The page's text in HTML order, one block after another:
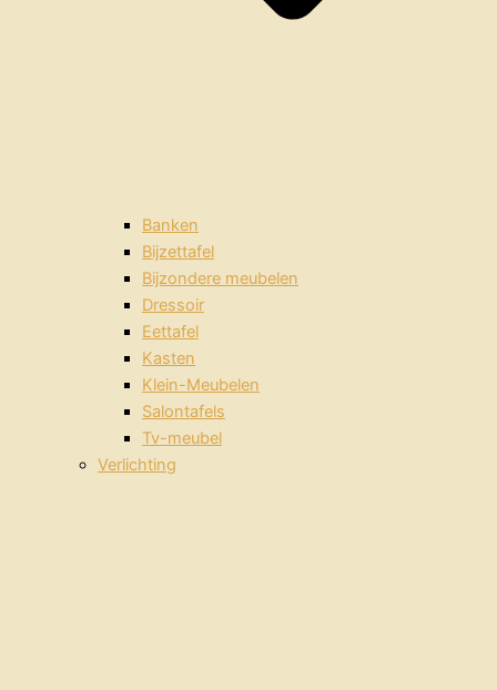
Banken
Bijzettafel
Bijzondere meubelen
Dressoir
Eettafel
Kasten
Klein-Meubelen
Salontafels
Tv-meubel
Verlichting